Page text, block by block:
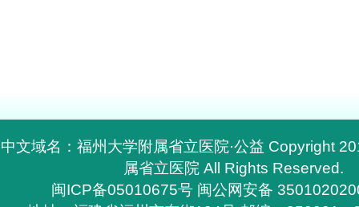
中文域名：福州大学附属省立医院·公益 Copyright
属省立医院 All Rights Reserved.
闽ICP备05010675号 闽公网安备